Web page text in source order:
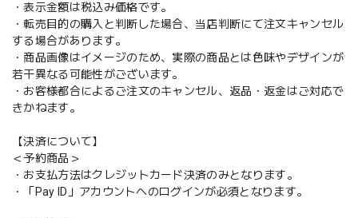
・表示金額は税込み価格です。
・転売目的の購入と判断した場合、当店判断にて注文キャンセル
する場合があります。
・商品画像はイメージのため、実際の商品とは色味やデザインが
若干異なる可能性がございます。
・お客様都合によるご注文のキャンセル、返品・返金はご対応で
きかねます。
【決済について】
＜予約商品＞
・お支払方法はクレジットカード決済のみとなります。
・「Pay ID」アカウントへのログインが必須となります。